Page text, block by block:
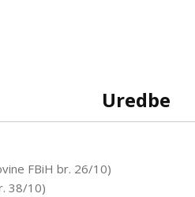
Uredbe
FBiH br. 26/10)
38/10)